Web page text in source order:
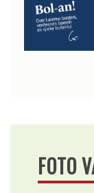
FOTO